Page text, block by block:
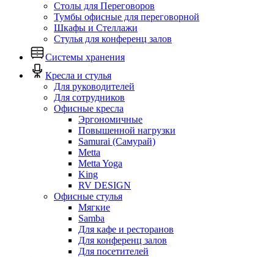
Столы для Переговоров
Тумбы офисные для переговорной
Шкафы и Стеллажи
Стулья для конференц залов
Системы хранения
Кресла и стулья
Для руководителей
Для сотрудников
Офисные кресла
Эргономичные
Повышенной нагрузки
Samurai (Самурай)
Metta
Metta Yoga
King
RV DESIGN
Офисные стулья
Мягкие
Samba
Для кафе и ресторанов
Для конференц залов
Для посетителей